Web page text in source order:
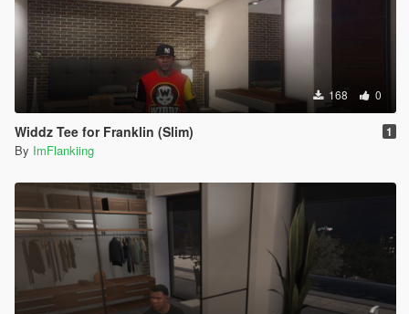
168 0
Widdz Tee for Franklin (Slim) 1
By ImFlankiing